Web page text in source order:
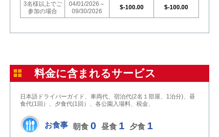
3名様以上でご
参加の場合
04/01/2026～
09/30/2026
$-100.00 $-100.00
料金に含まれるサービス
日本語ドライバーガイド、車両代、宿泊代(2名１部屋、1泊分)、昼
食代(1回）、夕食代(1回）、各公園入場料、税金、
お食事 朝食 0 昼食 1 夕食 1